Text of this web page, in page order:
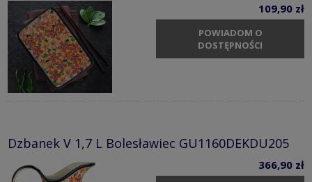
109,90 zł
POWIADOM O
DOSTĘPNOŚCI
Dzbanek V 1,7 L Bolesławiec GU1160DEKDU205
366,90 zł